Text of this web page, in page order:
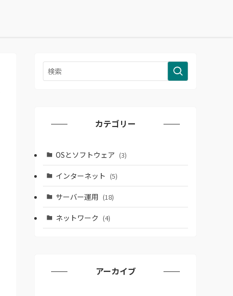
カテゴリー
OSとソフトウェア (3)
インターネット (5)
サーバー運用 (18)
ネットワーク (4)
アーカイブ